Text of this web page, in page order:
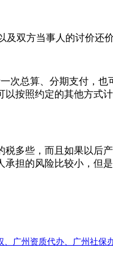
双方当事人的讨价还价
总算、分期支付，也
按照约定的其他方式
些，而且如果以后
担的风险比较小，但
广州资质代办、广州社保